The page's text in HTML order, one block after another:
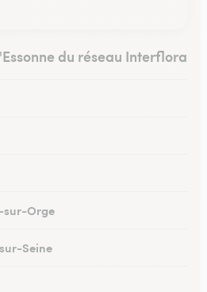
du réseau Interflora
sur-Orge
Seine